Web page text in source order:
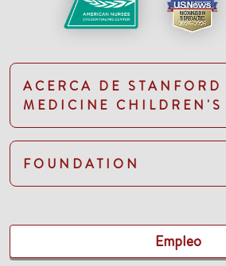
ACERCA DE STANFORD
MEDICINE CHILDREN'S
FOUNDATION
Empleo